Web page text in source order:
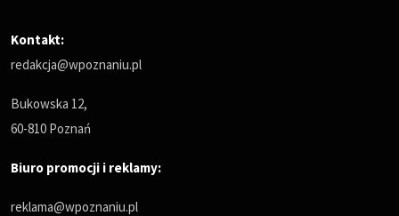
Kontakt:
redakcja@wpoznaniu.pl
Bukowska 12,
60-810 Poznań
Biuro promocji i reklamy:
reklama@wpoznaniu.pl